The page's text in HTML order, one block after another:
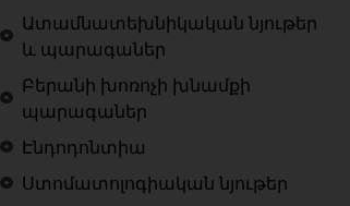
Ատամնատեխնիկական նյութեր
և պարագաներ
Բերանի խոռոչի խնամքի
պարագաներ
Էնդոդոնտիա
Ստոմատոլոգիական նյութեր